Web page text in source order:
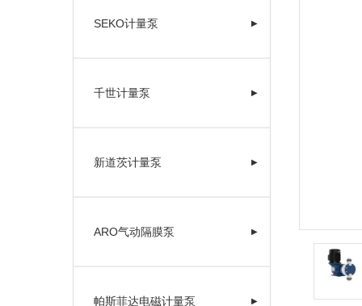
SEKO计量泵 ▶
千世计量泵 ▶
新道茨计量泵 ▶
ARO气动隔膜泵 ▶
帕斯菲达电磁计量泵 ▶